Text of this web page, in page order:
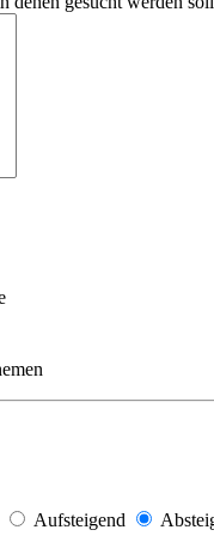
Aufsteigend